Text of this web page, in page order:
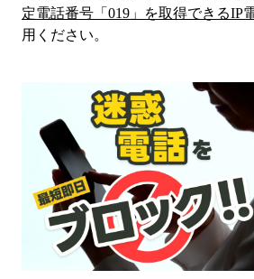
定電話番号「 019 」を取得できるIP
用ください。